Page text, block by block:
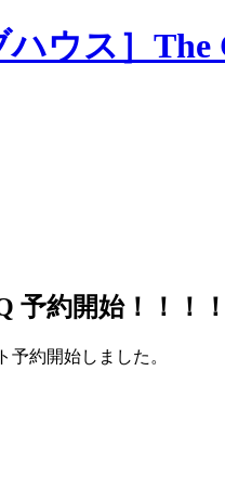
予約開始！！！
予約開始しました。